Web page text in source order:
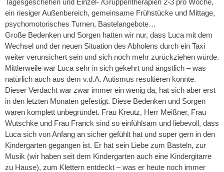
Tagesgeschehen und Einzel- /Gruppentherapien 2-3 pro Woche,
ein riesiger Außenbereich, gemeinsame Frühstücke und Mittage,
psychomotorisches Turnen, Bastelangebote…
Große Bedenken und Sorgen hatten wir nur, dass Luca mit dem
Wechsel und der neuen Situation des Abholens durch ein Taxi
weiter verunsichert sein und sich noch mehr zurückziehen würde.
Mittlerweile war Luca sehr in sich gekehrt und ängstlich – was
natürlich auch aus dem v.d.A. Autismus resultieren konnte.
Dieser Verdacht war zwar immer ein wenig da, hat sich aber erst
in den letzten Monaten gefestigt. Diese Bedenken und Sorgen
waren komplett unbegründet. Frau Kreutz, Herr Meißner, Frau
Wutschke und Frau Franck sind so einfühlsam und liebevoll, dass
Luca sich von Anfang an sicher gefühlt hat und super gern in den
Kindergarten gegangen ist. Er hat sein Liebe zum Basteln, zur
Musik (wir haben seit dem Kindergarten auch eine Kindergitarre
zu Hause), zum Klettern entdeckt – was er heute noch immer